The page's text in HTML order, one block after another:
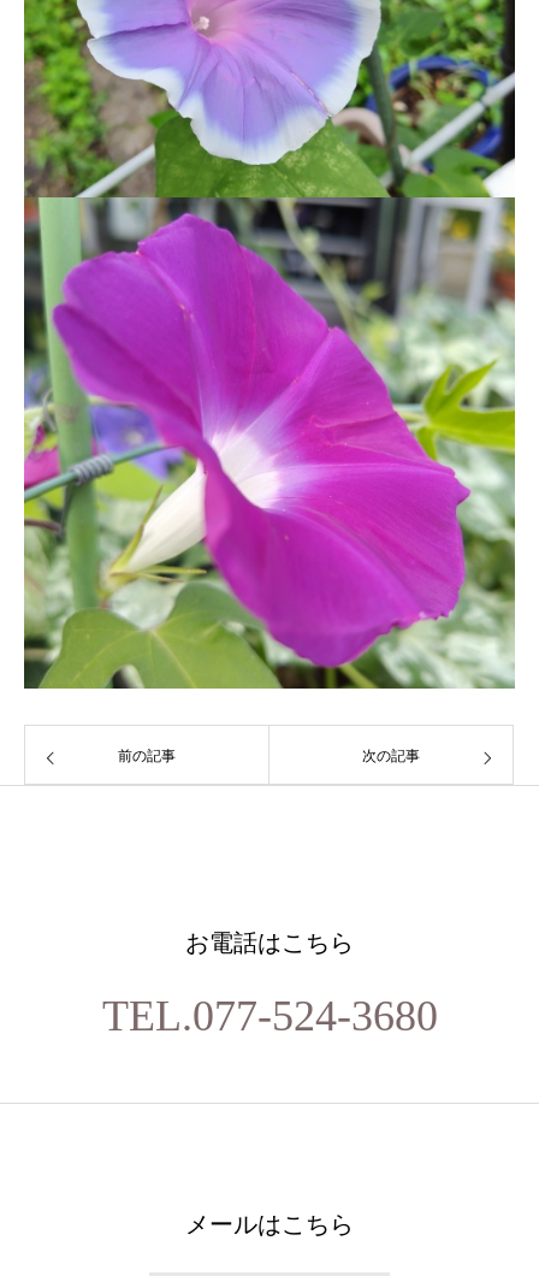
前の記事 次の記事
お電話はこちら
TEL.077-524-3680
メールはこちら